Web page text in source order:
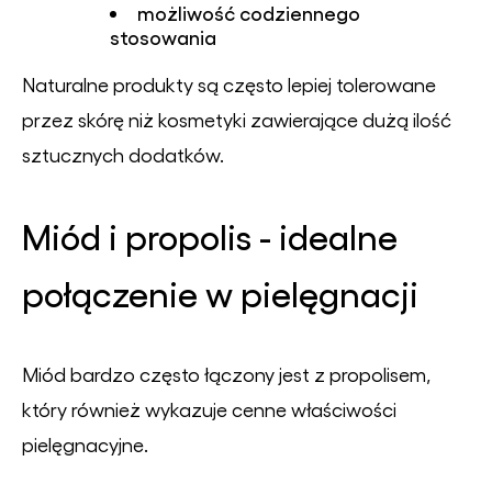
możliwość codziennego
stosowania
Naturalne produkty są często lepiej tolerowane
przez skórę niż kosmetyki zawierające dużą ilość
sztucznych dodatków.
Miód i propolis - idealne
połączenie w pielęgnacji
Miód bardzo często łączony jest z propolisem,
który również wykazuje cenne właściwości
pielęgnacyjne.